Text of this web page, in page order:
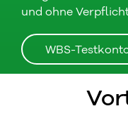
und ohne
WBS-